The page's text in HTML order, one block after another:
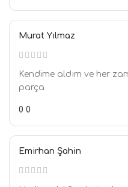
Murat Yılmaz
Kendime aldım ve her
parça
0 0
Emirhan Şahin